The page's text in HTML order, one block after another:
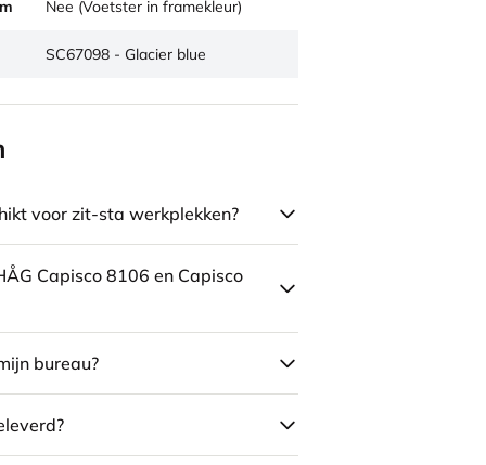
Nee (Voetster in framekleur)
SC67098 - Glacier blue
voor zit-sta werkplekken?
Capisco 8106 en Capisco
bureau?